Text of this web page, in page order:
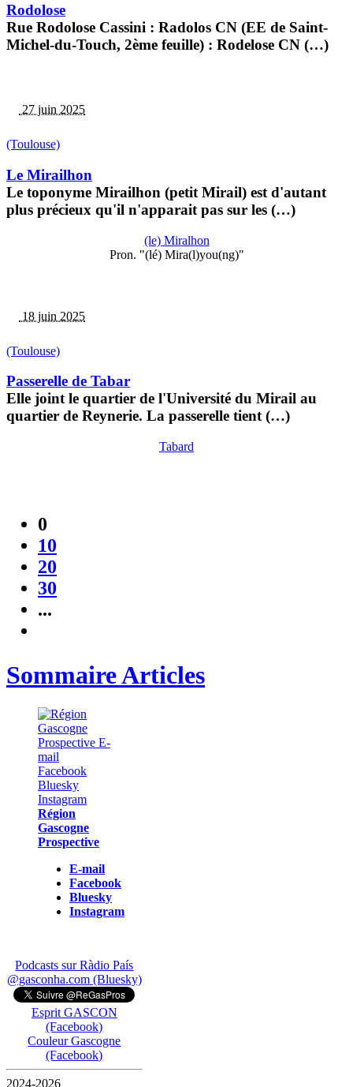
Rodolose
Rue Rodolose Cassini : Radolos CN (EE de Saint-
Michel-du-Touch, 2ème feuille) : Rodelose CN (…)
27 juin 2025
(Toulouse)
Le Mirailhon
Le toponyme Mirailhon (petit Mirail) est d'autant
plus précieux qu'il n'apparait pas sur les (…)
(le) Miralhon
Pron. "(lé) Mira(l)you(ng)"
18 juin 2025
(Toulouse)
Passerelle de Tabar
Elle joint le quartier de l'Université du Mirail au
quartier de Reynerie. La passerelle tient (…)
Tabard
0
10
20
30
...
Sommaire Articles
Région
Gascogne
Prospective
E-mail
Facebook
Bluesky
Instagram
Podcasts sur Ràdio País
@gasconha.com (Bluesky)
Esprit GASCON
(Facebook)
Couleur Gascogne
(Facebook)
2024-2026